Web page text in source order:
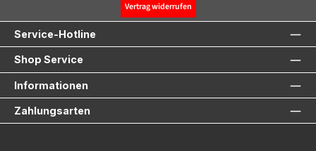
Vertrag widerrufen
Service-Hotline
Shop Service
Informationen
Zahlungsarten